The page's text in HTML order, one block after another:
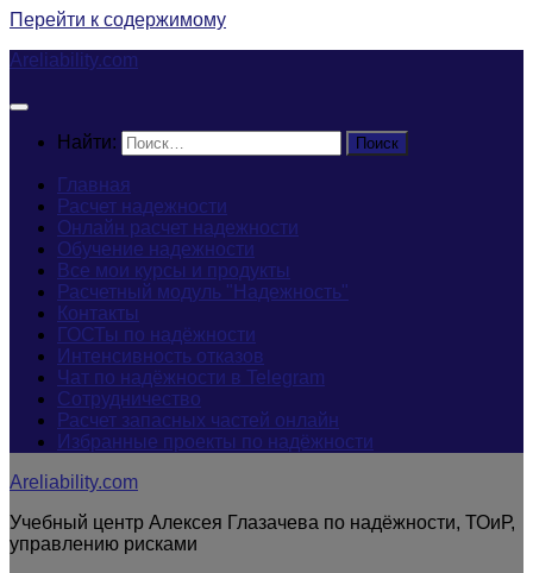
Перейти к содержимому
Areliability.com
Найти:
Главная
Расчет надежности
Онлайн расчет надежности
Обучение надежности
Все мои курсы и продукты
Расчетный модуль "Надежность"
Контакты
ГОСТы по надёжности
Интенсивность отказов
Чат по надёжности в Telegram
Сотрудничество
Расчет запасных частей онлайн
Избранные проекты по надёжности
Areliability.com
Учебный центр Алексея Глазачева по надёжности, ТОиР,
управлению рисками